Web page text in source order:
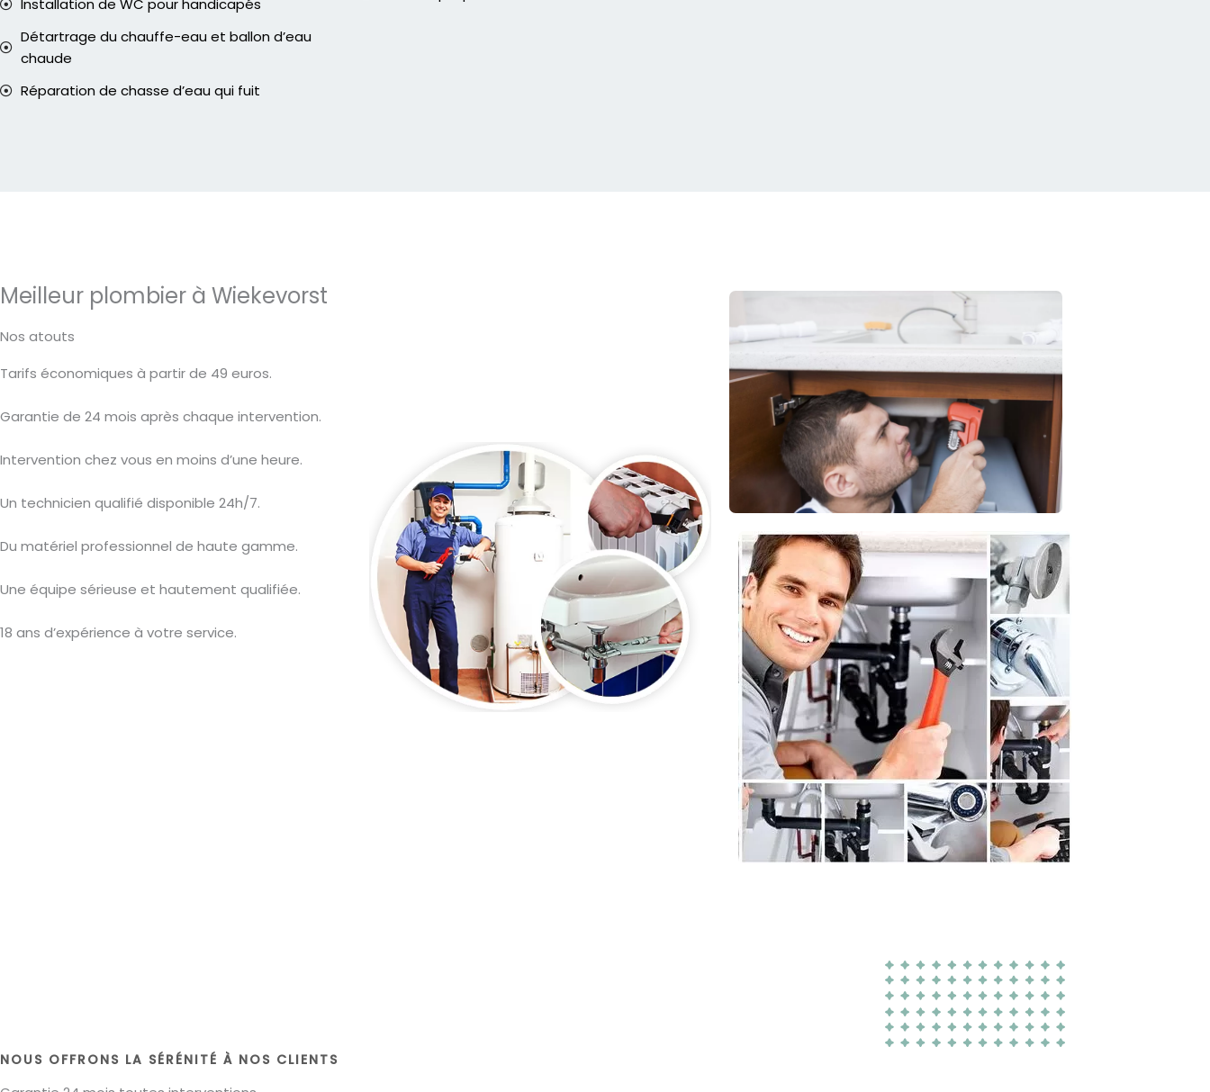
Installation de WC pour handicapés
Détartrage du chauffe-eau et ballon d’eau
chaude
Réparation de chasse d’eau qui fuit
Meilleur plombier à Wiekevorst
Nos atouts
Tarifs économiques à partir de 49 euros.
Garantie de 24 mois après chaque intervention.
Intervention chez vous en moins d’une heure.
Un technicien qualifié disponible 24h/7.
Du matériel professionnel de haute gamme.
Une équipe sérieuse et hautement qualifiée.
18 ans d’expérience à votre service.
NOUS OFFRONS LA SÉRÉNITÉ À NOS CLIENTS